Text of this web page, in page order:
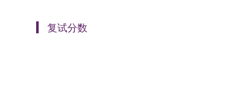
复试分数